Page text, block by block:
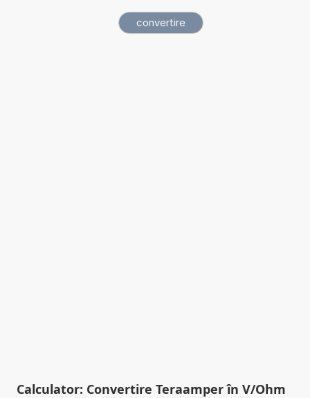
Calculator: Convertire Teraamper în V/Ohm